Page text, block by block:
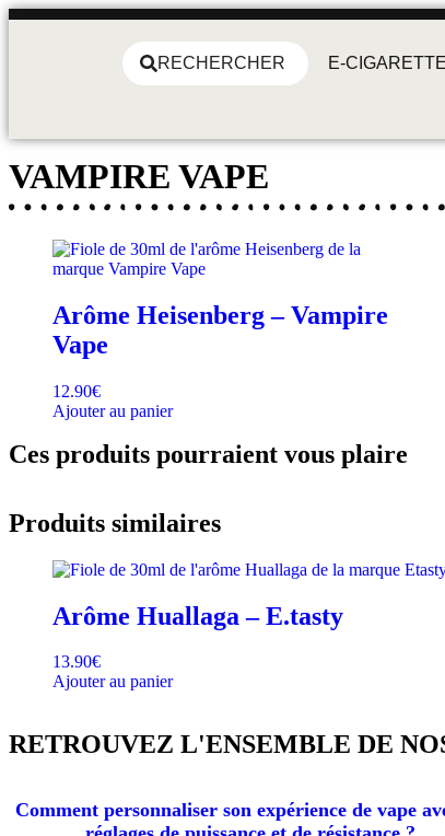
RECHERCHER E-CIGARETTE
VAMPIRE VAPE
Arôme Heisenberg – Vampire
Vape
12.90€
Ajouter au panier
Ces produits pourraient vous plaire
Produits similaires
Arôme Huallaga – E.tasty
13.90€
Ajouter au panier
RETROUVEZ L'ENSEMBLE DE
Comment personnaliser son expérience de vape